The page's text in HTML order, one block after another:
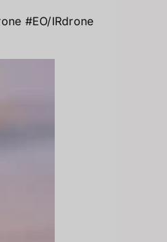
#EO/IRdrone